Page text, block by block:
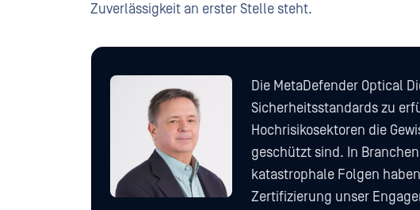
Zuverlässigkeit an erster Stelle steht.
Die MetaDefender Optical
Sicherheitsstandards zu
Hochrisikosektoren die
geschützt sind. In
katastrophale Folgen
Zertifizierung unser